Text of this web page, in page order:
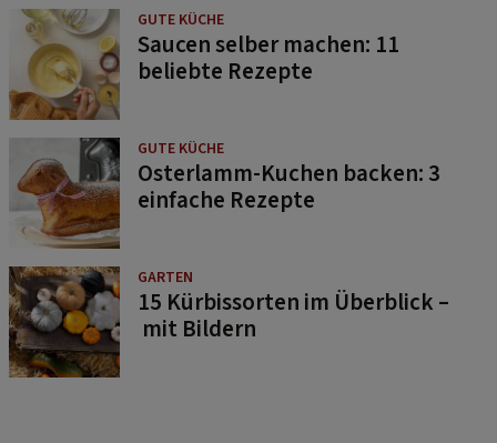
GUTE KÜCHE
Saucen selber machen: 11
beliebte Rezepte
GUTE KÜCHE
Osterlamm-Kuchen backen: 3
einfache Rezepte
GARTEN
15 Kürbissorten im Überblick –
mit Bildern